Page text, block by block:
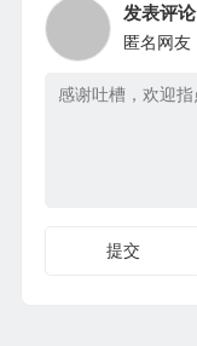
发表评论
匿名网友